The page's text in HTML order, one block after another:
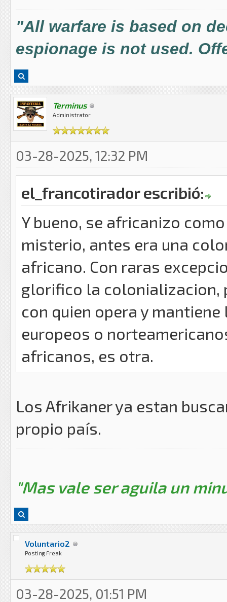
"All warfare is based on
espionage is not used.
Terminus
Administrator
03-28-2025, 12:32 PM
el_francotirador escribió:
Y bueno, se africanizo
misterio, antes era una
africano. Con raras
glorifico la colonializacion,
con quien opera y
europeos o
africanos, es otra.
Los Afrikaner ya estan
propio país.
"Mas vale ser aguila un
Voluntario2
Posting Freak
03-28-2025, 01:51 PM